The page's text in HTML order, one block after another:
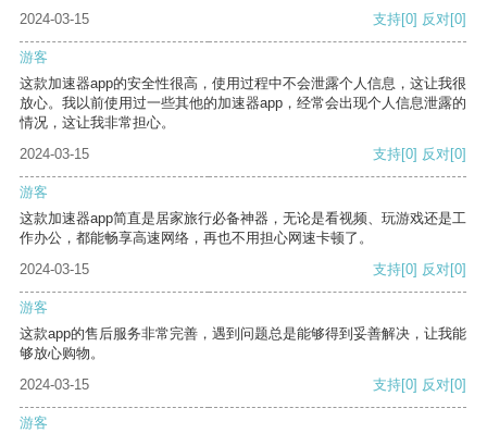
2024-03-15
支持[0] 反对[0]
游客
这款加速器app的安全性很高，使用过程中不会泄露个人信息，这让我很
放心。我以前使用过一些其他的加速器app，经常会出现个人信息泄露的
情况，这让我非常担心。
2024-03-15
支持[0] 反对[0]
游客
这款加速器app简直是居家旅行必备神器，无论是看视频、玩游戏还是工
作办公，都能畅享高速网络，再也不用担心网速卡顿了。
2024-03-15
支持[0] 反对[0]
游客
这款app的售后服务非常完善，遇到问题总是能够得到妥善解决，让我能
够放心购物。
2024-03-15
支持[0] 反对[0]
游客